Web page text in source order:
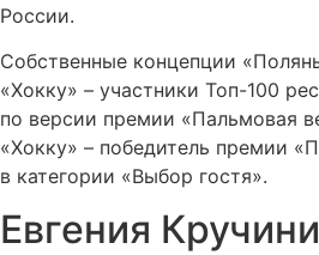
России.
Собственные концепции
«Хокку» – участники Топ-100
по версии премии «Пальмовая
«Хокку» – победитель премии
в категории «Выбор гостя».
Евгения